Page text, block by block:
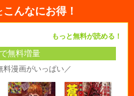
こんなにお得！
もっと無料が読める！
無料増量
料漫画がいっぱい／